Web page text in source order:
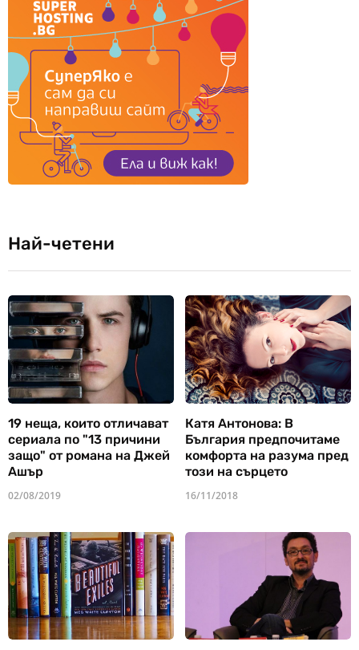
Най-четени
19 неща, които отличават
сериала по "13 причини
защо" от романа на Джей
Ашър
02/08/2019
Катя Антонова: В
България предпочитаме
комфорта на разума пред
този на сърцето
16/11/2018